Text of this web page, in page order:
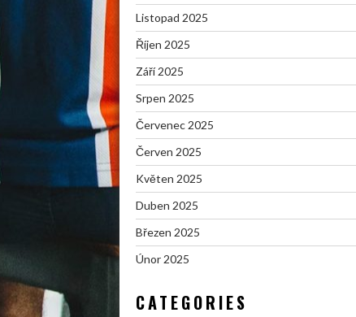
Listopad 2025
Říjen 2025
Září 2025
Srpen 2025
Červenec 2025
Červen 2025
Květen 2025
Duben 2025
Březen 2025
Únor 2025
CATEGORIES